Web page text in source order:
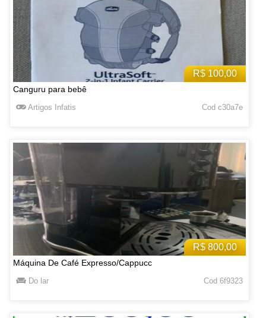
R$ 100,00
Canguru para bebê
Artigos Infatis Cod c30a7e
R$ 800,00
Máquina De Café Expresso/Cappucc
Do lar Cod 6f9323